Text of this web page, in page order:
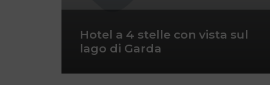
Hotel a 4 stelle con vista sul
lago di Garda